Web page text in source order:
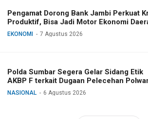
Pengamat Dorong Bank Jambi Perkuat
Produktif, Bisa Jadi Motor Ekonomi
EKONOMI 7 Agustus 2026
Polda Sumbar Segera Gelar Sidang Etik
AKBP F terkait Dugaan Pelecehan
NASIONAL 6 Agustus 2026